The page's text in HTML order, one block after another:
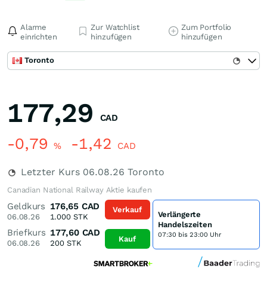
Alarme
einrichten
Zur Watchlist
hinzufügen
Zum Portfolio
hinzufügen
Toronto
177,29 CAD
-0,79 % -1,42 CAD
Letzter Kurs 06.08.26 Toronto
Canadian National Railway Aktie kaufen
Geldkurs
06.08.26
176,65 CAD
1.000STK
Briefkurs
06.08.26
177,60 CAD
200STK
Verkauf
Kauf
Verlängerte
Handelszeiten
07:30 bis 23:00 Uhr